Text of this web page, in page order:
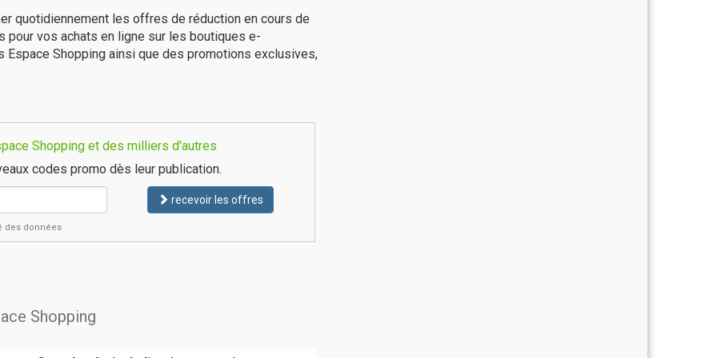
quotidiennement les offres de réduction en cours de
vos achats en ligne sur les boutiques e-
Shopping ainsi que des promotions exclusives,
Shopping et des milliers d'autres
codes promo dès leur publication.
recevoir les offres
des données
Shopping